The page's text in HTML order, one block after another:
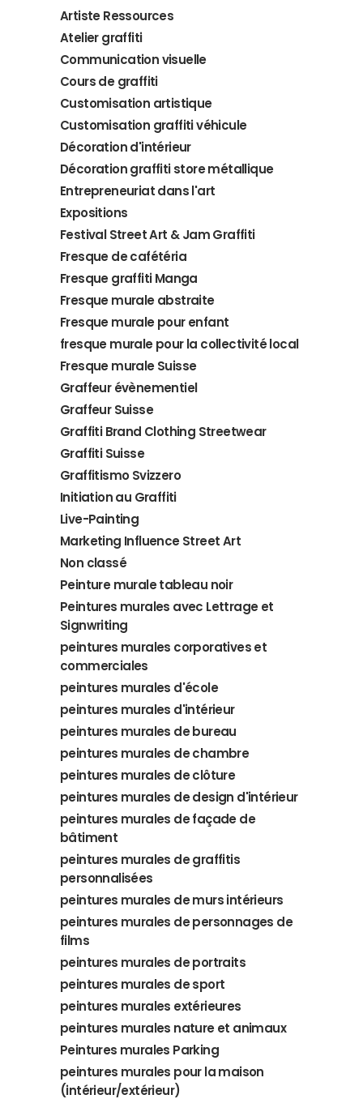
Artiste Ressources
Atelier graffiti
Communication visuelle
Cours de graffiti
Customisation artistique
Customisation graffiti véhicule
Décoration d'intérieur
Décoration graffiti store métallique
Entrepreneuriat dans l'art
Expositions
Festival Street Art & Jam Graffiti
Fresque de cafétéria
Fresque graffiti Manga
Fresque murale abstraite
Fresque murale pour enfant
fresque murale pour la collectivité local
Fresque murale Suisse
Graffeur évènementiel
Graffeur Suisse
Graffiti Brand Clothing Streetwear
Graffiti Suisse
Graffitismo Svizzero
Initiation au Graffiti
Live-Painting
Marketing Influence Street Art
Non classé
Peinture murale tableau noir
Peintures murales avec Lettrage et
Signwriting
peintures murales corporatives et
commerciales
peintures murales d'école
peintures murales d'intérieur
peintures murales de bureau
peintures murales de chambre
peintures murales de clôture
peintures murales de design d'intérieur
peintures murales de façade de
bâtiment
peintures murales de graffitis
personnalisées
peintures murales de murs intérieurs
peintures murales de personnages de
films
peintures murales de portraits
peintures murales de sport
peintures murales extérieures
peintures murales nature et animaux
Peintures murales Parking
peintures murales pour la maison
(intérieur/extérieur)